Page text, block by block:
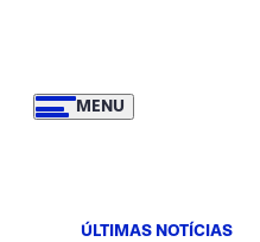
MENU
ÚLTIMAS NOTÍCIAS